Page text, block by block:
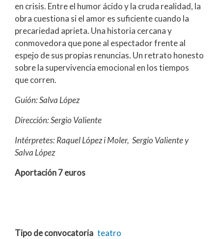
en crisis. Entre el humor ácido y la cruda realidad, la
obra cuestiona si el amor es suficiente cuando la
precariedad aprieta. Una historia cercana y
conmovedora que pone al espectador frente al
espejo de sus propias renuncias. Un retrato honesto
sobre la supervivencia emocional en los tiempos
que corren.
Guión: Salva López
Dirección: Sergio Valiente
Intérpretes: Raquel López i Moler, Sergio Valiente y
Salva López
Aportación 7 euros
Tipo de convocatoria teatro